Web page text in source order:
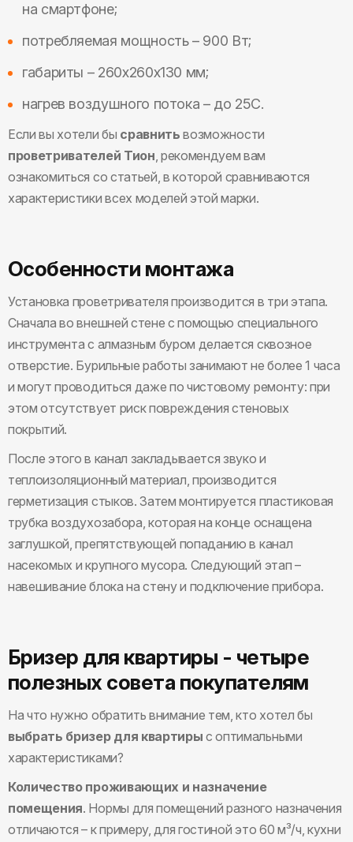
на смартфоне;
потребляемая мощность – 900 Вт;
габариты – 260х260х130 мм;
нагрев воздушного потока – до 25С.
Если вы хотели бы сравнить возможности
проветривателей Тион, рекомендуем вам
ознакомиться со статьей, в которой сравниваются
характеристики всех моделей этой марки.
Особенности монтажа
Установка проветривателя производится в три этапа.
Сначала во внешней стене с помощью специального
инструмента с алмазным буром делается сквозное
отверстие. Бурильные работы занимают не более 1 часа
и могут проводиться даже по чистовому ремонту: при
этом отсутствует риск повреждения стеновых
покрытий.
После этого в канал закладывается звуко и
теплоизоляционный материал, производится
герметизация стыков. Затем монтируется пластиковая
трубка воздухозабора, которая на конце оснащена
заглушкой, препятствующей попаданию в канал
насекомых и крупного мусора. Следующий этап –
навешивание блока на стену и подключение прибора.
Бризер для квартиры - четыре
полезных совета покупателям
На что нужно обратить внимание тем, кто хотел бы
выбрать бризер для квартиры с оптимальными
характеристиками?
Количество проживающих и назначение
помещения. Нормы для помещений разного назначения
отличаются – к примеру, для гостиной это 60 м³/ч, кухни